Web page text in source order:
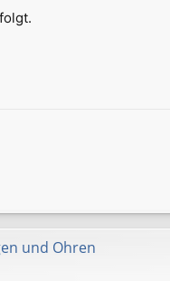
und Ohren